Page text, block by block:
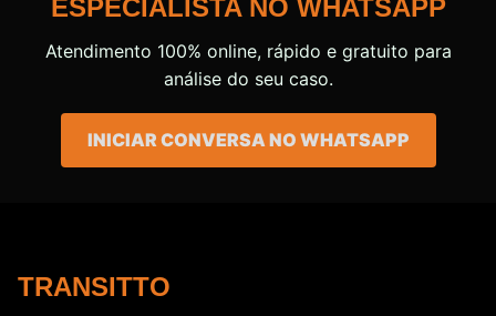
ESPECIALISTA NO WHATSAPP
Atendimento 100% online, rápido e gratuito para
análise do seu caso.
INICIAR CONVERSA NO WHATSAPP
TRANSITTO